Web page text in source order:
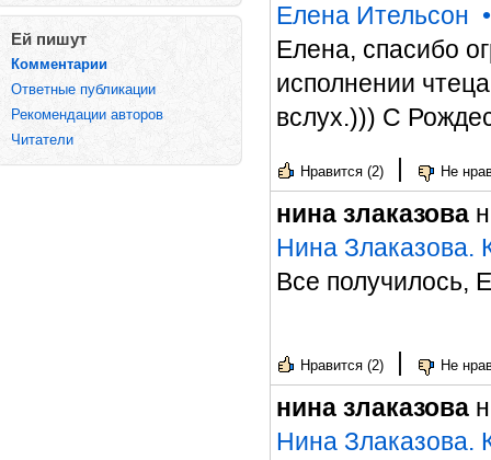
Ей пишут
Комментарии
Ответные публикации
Рекомендации авторов
Читатели
Елена Ительсон
Елена, спасибо
исполнении
вслух.))) С
Нравится (2) | Не
нина злаказова
Нина Злаказова.
Все получилось,
Нравится (2) | Не
нина злаказова
Нина Злаказова.